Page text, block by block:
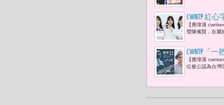
CWNTP 紅
一種名為
【應瑋漢
聲陳佩賢，在屬
CWNTP「
己的歌 」
【應瑋漢
位被公認為台灣